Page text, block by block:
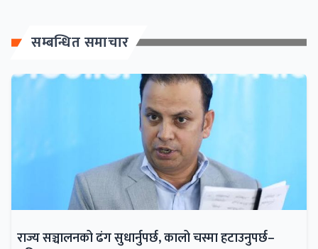
सम्बन्धित समाचार
राज्य सञ्चालनको ढंग सुधार्नुपर्छ, कालो चस्मा हटाउनुपर्छ–